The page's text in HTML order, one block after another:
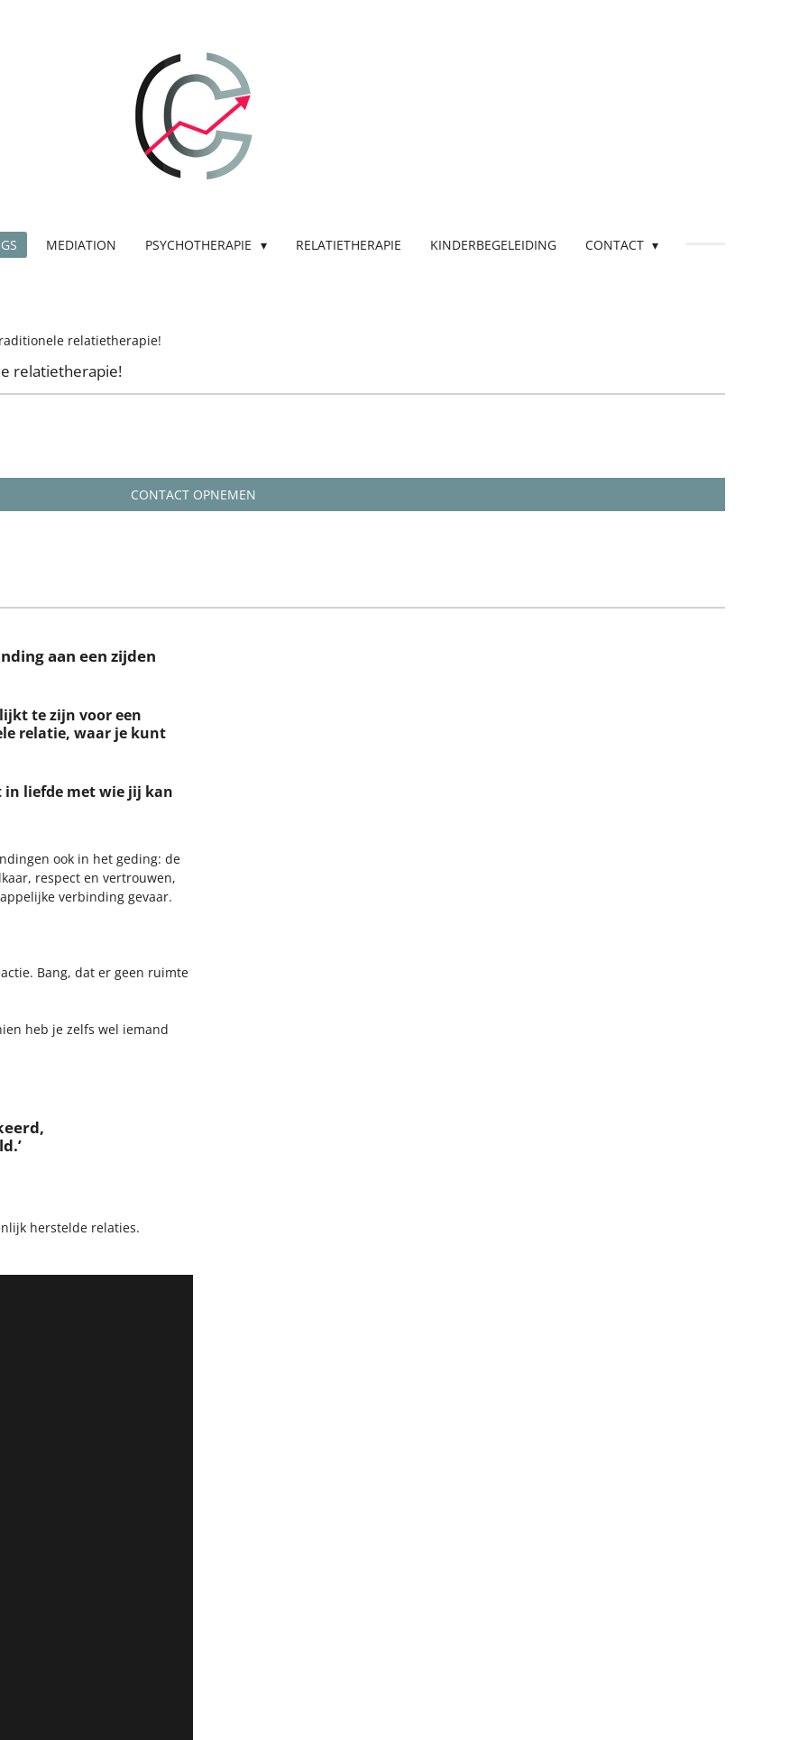
MEDIATION PSYCHOTHERAPIE RELATIETHERAPIE KINDERBEGELEIDING CONTACT
relatietherapie!
relatietherapie!
CONTACT OPNEMEN
aan een zijden
te zijn voor een
relatie, waar je kunt
in liefde met wie jij kan
ook in het geding: de
respect en vertrouwen,
verbinding gevaar.
Bang, dat er geen ruimte
heb je zelfs wel iemand
herstelde relaties.